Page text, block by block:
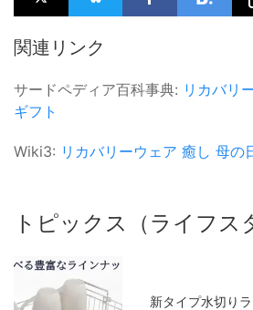
関連リンク
サードペディア百科事典: リカバリ
ギフト
Wiki3: リカバリーウェア 癒し 母の
トピックス（ライフス
新タイプ水切り